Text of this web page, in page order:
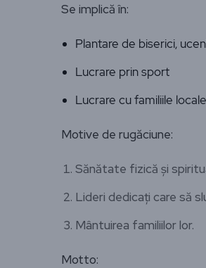
Se implică în:
Plantare de biserici,
Lucrare prin sport
Lucrare cu familiile locale
Motive de rugăciune:
Sănătate fizică și
Lideri dedicați care să
Mântuirea familiilor lor.
Motto: